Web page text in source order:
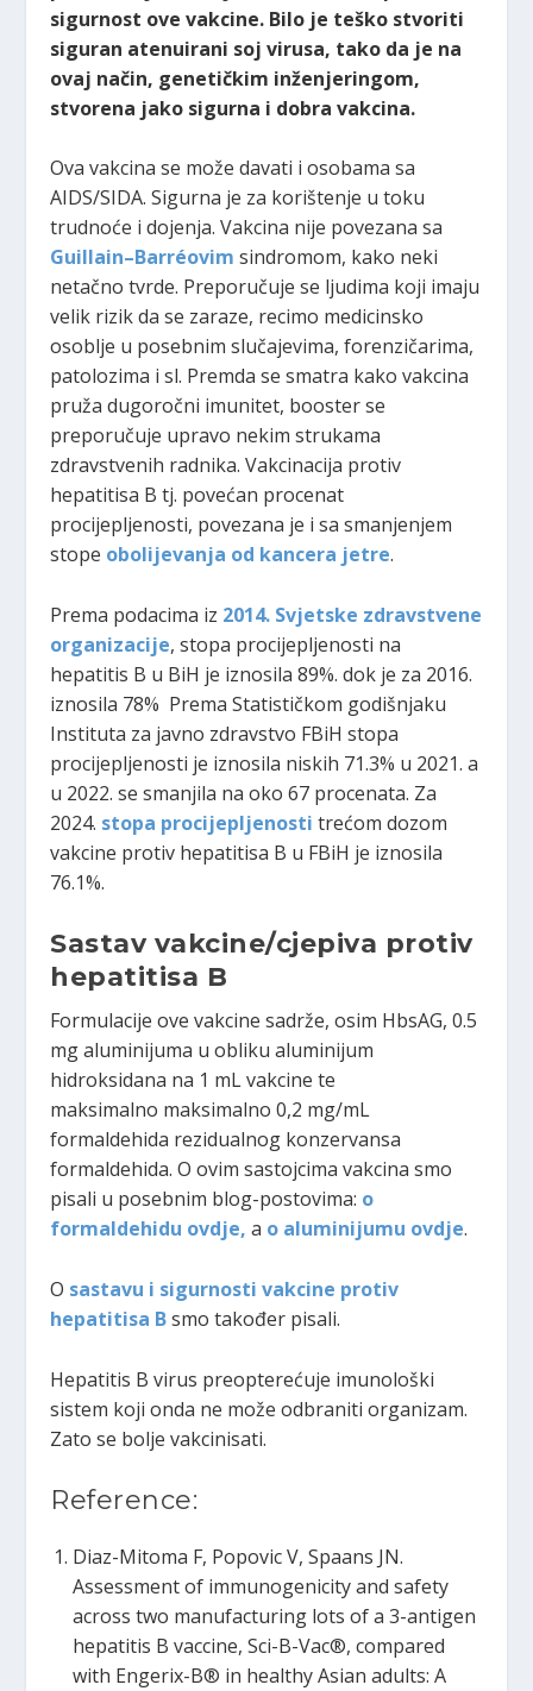
sigurnost ove vakcine. Bilo je teško stvoriti
siguran atenuirani soj virusa, tako da je na
ovaj način, genetičkim inženjeringom,
stvorena jako sigurna i dobra vakcina.
Ova vakcina se može davati i osobama sa
AIDS/SIDA. Sigurna je za korištenje u toku
trudnoće i dojenja. Vakcina nije povezana sa
Guillain–Barréovim sindromom, kako neki
netačno tvrde. Preporučuje se ljudima koji imaju
velik rizik da se zaraze, recimo medicinsko
osoblje u posebnim slučajevima, forenzičarima,
patolozima i sl. Premda se smatra kako vakcina
pruža dugoročni imunitet, booster se
preporučuje upravo nekim strukama
zdravstvenih radnika. Vakcinacija protiv
hepatitisa B tj. povećan procenat
procijepljenosti, povezana je i sa smanjenjem
stope obolijevanja od kancera jetre.
Prema podacima iz 2014. Svjetske zdravstvene
organizacije, stopa procijepljenosti na
hepatitis B u BiH je iznosila 89%. dok je za 2016.
iznosila 78% Prema Statističkom godišnjaku
Instituta za javno zdravstvo FBiH stopa
procijepljenosti je iznosila niskih 71.3% u 2021. a
u 2022. se smanjila na oko 67 procenata. Za
2024. stopa procijepljenostitrećom dozom
vakcine protiv hepatitisa B u FBiH je iznosila
76.1%.
Sastav vakcine/cjepiva protiv
hepatitisa B
Formulacije ove vakcine sadrže, osim HbsAG, 0.5
mg aluminijuma u obliku aluminijum
hidroksidana na 1 mL vakcine te
maksimalno maksimalno 0,2 mg/mL
formaldehida rezidualnog konzervansa
formaldehida. O ovim sastojcima vakcina smo
pisali u posebnim blog-postovima: o
formaldehidu ovdje, a o aluminijumu ovdje.
O sastavu i sigurnosti vakcine protiv
hepatitisa Bsmo također pisali.
Hepatitis B virus preopterećuje imunološki
sistem koji onda ne može odbraniti organizam.
Zato se bolje vakcinisati.
Reference:
Diaz-Mitoma F, Popovic V, Spaans JN.
Assessment of immunogenicity and safety
across two manufacturing lots of a 3-antigen
hepatitis B vaccine, Sci-B-Vac®, compared
with Engerix-B® in healthy Asian adults: A